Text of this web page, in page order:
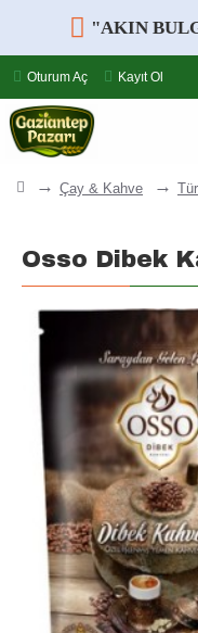
"AKIN
Oturum Aç Kayıt Ol
Çay & Kahve
Osso Dibek